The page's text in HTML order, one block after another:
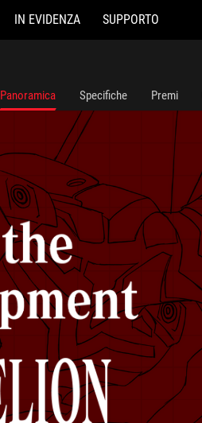
IN EVIDENZA SUPPORTO
Panoramica Specifiche Premi